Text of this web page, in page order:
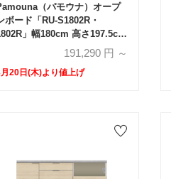
（パモウナ）オープ
ボード「RU-S1802R・
」幅180cm 高さ197.5cm
奥行2サイズ（44.5cm・
50cm）下台オープンタイプ 全
191,290 円 ～
20日(木)より値上げ